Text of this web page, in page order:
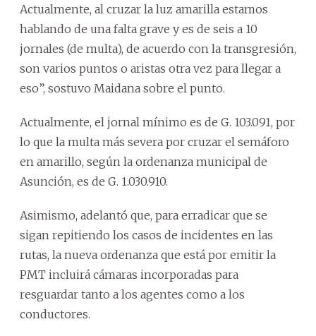
Actualmente, al cruzar la luz amarilla estamos
hablando de una falta grave y es de seis a 10
jornales (de multa), de acuerdo con la transgresión,
son varios puntos o aristas otra vez para llegar a
eso”, sostuvo Maidana sobre el punto.
Actualmente, el jornal mínimo es de G. 103.091, por
lo que la multa más severa por cruzar el semáforo
en amarillo, según la ordenanza municipal de
Asunción, es de G. 1.030.910.
Asimismo, adelantó que, para erradicar que se
sigan repitiendo los casos de incidentes en las
rutas, la nueva ordenanza que está por emitir la
PMT incluirá cámaras incorporadas para
resguardar tanto a los agentes como a los
conductores.